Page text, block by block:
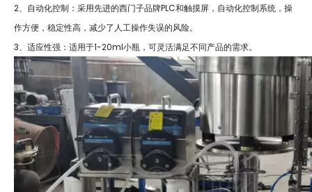
2、自动化控制：采用先进的西门子品牌PLC和触摸屏，自动化控制系统，操
作方便，稳定性高，减少了人工操作失误的风险。
3、适应性强：适用于1-20ml小瓶，可灵活满足不同产品的需求。